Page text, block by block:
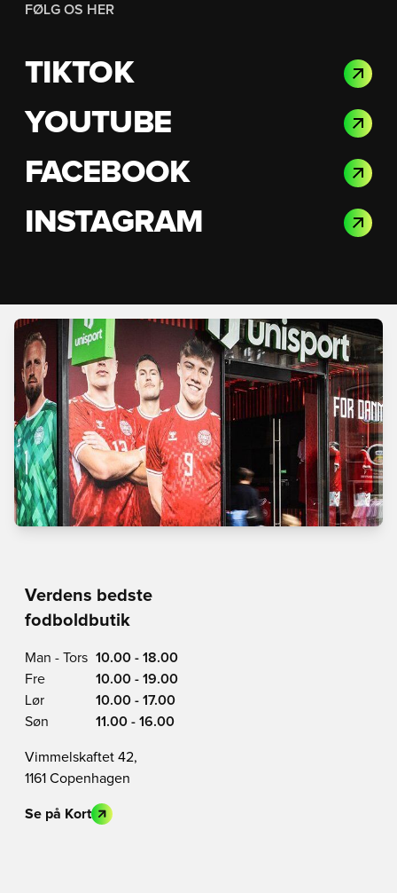
FØLG OS HER
TIKTOK
YOUTUBE
FACEBOOK
INSTAGRAM
Verdens bedste
fodboldbutik
Man - Tors 10.00 - 18.00
Fre
10.00 - 19.00
Lør
10.00 - 17.00
Søn
11.00 - 16.00
Vimmelskaftet 42,
1161 Copenhagen
Se på Kort